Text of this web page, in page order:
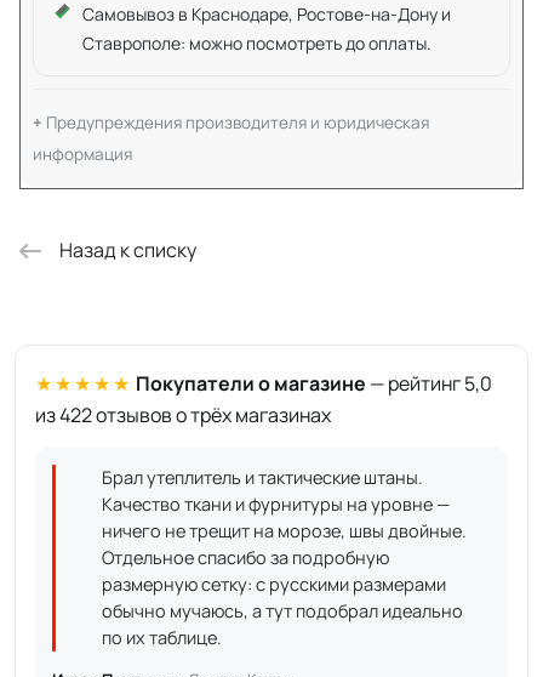
Самовывоз в Краснодаре, Ростове-на-Дону и
Ставрополе: можно посмотреть до оплаты.
Предупреждения производителя и юридическая
информация
Назад к списку
★★★★★ Покупатели о магазине — рейтинг 5,0
из 422 отзывов о трёх магазинах
Брал утеплитель и тактические штаны.
Качество ткани и фурнитуры на уровне —
ничего не трещит на морозе, швы двойные.
Отдельное спасибо за подробную
размерную сетку: с русскими размерами
обычно мучаюсь, а тут подобрал идеально
по их таблице.